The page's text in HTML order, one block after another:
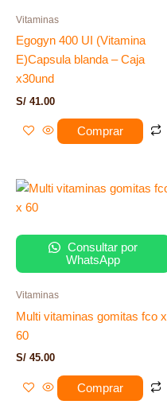
Vitaminas
Egogyn 400 UI (Vitamina
E)Capsula blanda – Caja
x30und
S/ 41.00
Comprar
Consultar por
WhatsApp
Vitaminas
Multi vitaminas gomitas fco x
60
S/ 45.00
Comprar